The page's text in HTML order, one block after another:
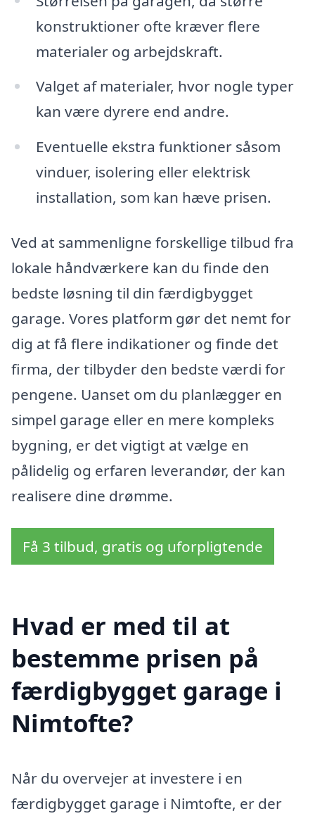
konstruktioner ofte kræver flere
materialer og arbejdskraft.
Valget af materialer, hvor nogle typer
kan være dyrere end andre.
Eventuelle ekstra funktioner såsom
vinduer, isolering eller elektrisk
installation, som kan hæve prisen.
Ved at sammenligne forskellige tilbud fra
lokale håndværkere kan du finde den
bedste løsning til din færdigbygget
garage. Vores platform gør det nemt for
dig at få flere indikationer og finde det
firma, der tilbyder den bedste værdi for
pengene. Uanset om du planlægger en
simpel garage eller en mere kompleks
bygning, er det vigtigt at vælge en
pålidelig og erfaren leverandør, der kan
realisere dine drømme.
Få 3 tilbud, gratis og uforpligtende
Hvad er med til at
bestemme prisen på
færdigbygget garage i
Nimtofte?
Når du overvejer at investere i en
færdigbygget garage i Nimtofte, er der